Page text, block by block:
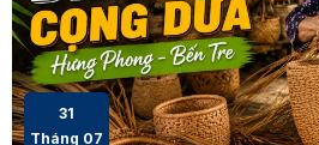
31
Tháng 07